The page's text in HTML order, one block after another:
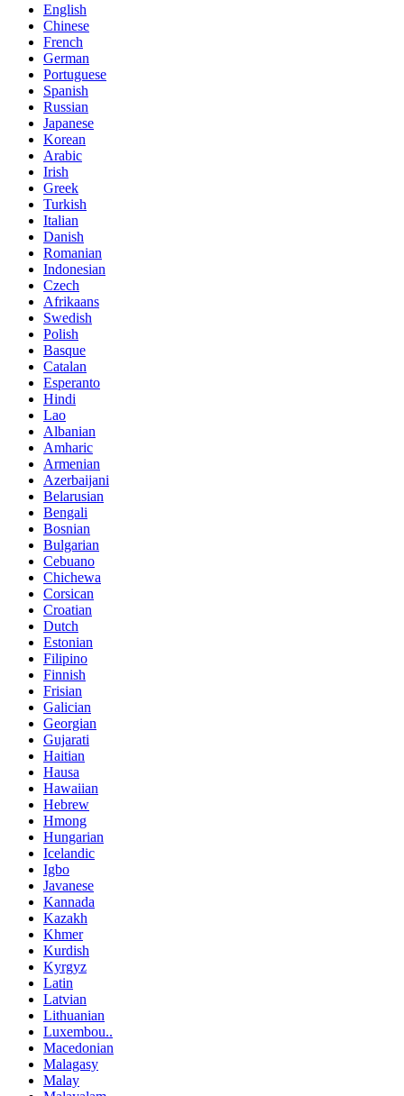
English
Chinese
French
German
Portuguese
Spanish
Russian
Japanese
Korean
Arabic
Irish
Greek
Turkish
Italian
Danish
Romanian
Indonesian
Czech
Afrikaans
Swedish
Polish
Basque
Catalan
Esperanto
Hindi
Lao
Albanian
Amharic
Armenian
Azerbaijani
Belarusian
Bengali
Bosnian
Bulgarian
Cebuano
Chichewa
Corsican
Croatian
Dutch
Estonian
Filipino
Finnish
Frisian
Galician
Georgian
Gujarati
Haitian
Hausa
Hawaiian
Hebrew
Hmong
Hungarian
Icelandic
Igbo
Javanese
Kannada
Kazakh
Khmer
Kurdish
Kyrgyz
Latin
Latvian
Lithuanian
Luxembou..
Macedonian
Malagasy
Malay